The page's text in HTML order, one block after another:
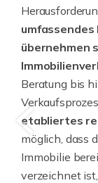
umfassendes
übernehmen
Beratung bis
etabliertes
möglich, dass
Immobilie
verzeichnet